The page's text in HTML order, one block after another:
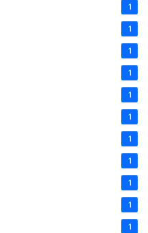
1
1
1
1
1
1
1
1
1
1
1